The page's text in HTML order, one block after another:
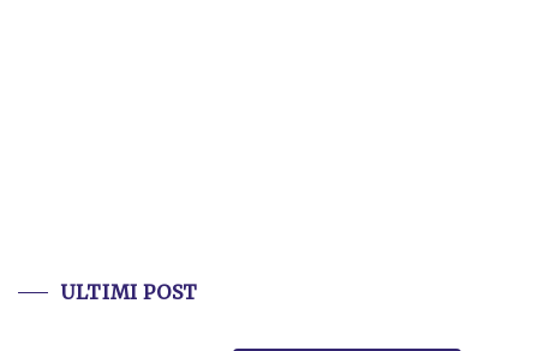
ULTIMI POST